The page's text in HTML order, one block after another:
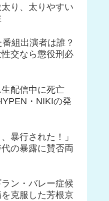
り、太りやすい
組出演者は誰？
交なら懲役刑必
配信中に死亡
・NIKIの発
暴行された！」
の暴露に賛否両
ン・バレー症候
克服した芳根京